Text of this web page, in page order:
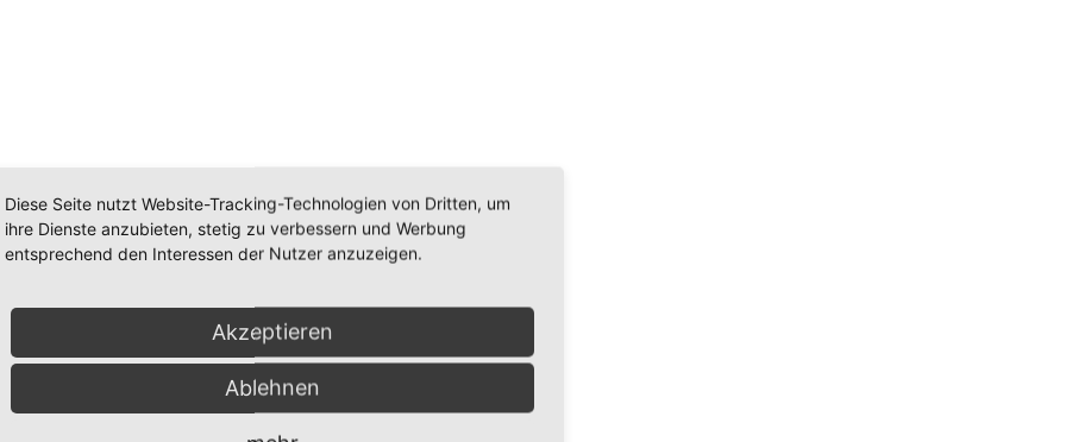
Diese Seite nutzt Website-Tracking-Technologien von Dritten, um
ihre Dienste anzubieten, stetig zu verbessern und Werbung
entsprechend den Interessen der Nutzer anzuzeigen.
Akzeptieren
Ablehnen